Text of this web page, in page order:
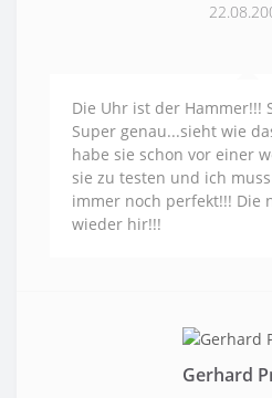
Die Uhr ist der Hammer!!!
Super genau...sieht wie
habe sie schon vor einer
sie zu testen und ich
immer noch perfekt!!! Die
wieder hir!!!
Gerhard